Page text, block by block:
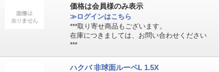
価格は会員様のみ表示
≫ログインはこちら
***取り寄せ商品もございます。
在庫につきましては、お問い合わせください
***
ハクバ 非球面ルーペL 1.5X